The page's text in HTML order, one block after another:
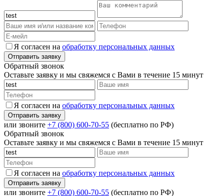
Я согласен на обработку персональных данных
Обратный звонок
Оставьте заявку и мы свяжемся с Вами в течение 15 минут
Я согласен на обработку персональных данных
или звоните +7 (800) 600-70-55 (бесплатно по РФ)
Обратный звонок
Оставьте заявку и мы свяжемся с Вами в течение 15 минут
Я согласен на обработку персональных данных
или звоните +7 (800) 600-70-55 (бесплатно по РФ)